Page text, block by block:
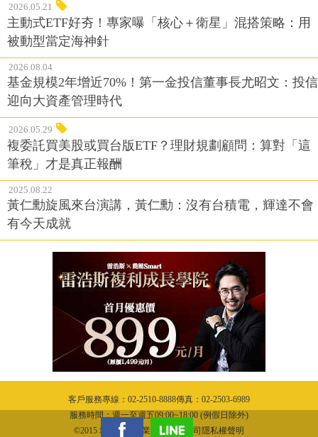
2026.05.21
主動式ETF好夯！專家曝「核心＋衛星」混搭策略：用
被動型當定海神針
2026.08.04
基金規模2年增近70%！第一金投信董事長尤昭文：投信
迎向大資產管理時代
2026.05.29
複委託買美股或買台版ETF？理財規劃顧問：算對「這
筆稅」才是真正報酬
2025.08.22
黃仁勳旋風來台演講，黃仁勳：沒有台積電，輝達不會
有今天成就
客戶服務專線：02-2510-8888傳真：02-2503-6989
服務時間：週一至週五09:00~18:00 (例假日除外)
©2015 城邦文化事業股份有限公司隱私權聲明